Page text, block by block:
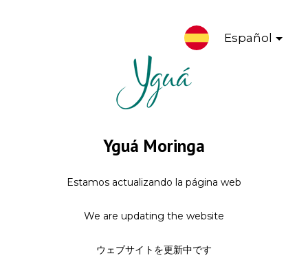
Español
Yguá Moringa
Estamos actualizando la página web
We are updating the website
ウェブサイトを更新中です